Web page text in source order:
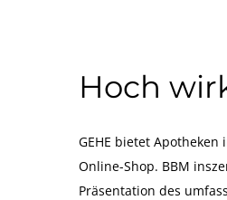
Hoch
GEHE bietet
Online-Shop. BBM
Präsentation des